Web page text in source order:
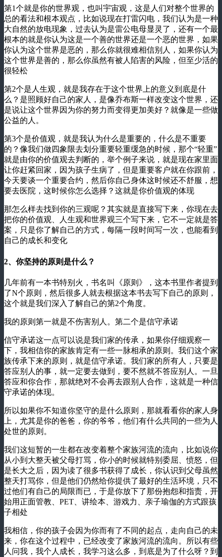
第1个就是你的世界观，也叫宇宙观，这是人们对整个世界的
总的看法和根本观点，比如说现在打雷闪电，我们认为是一种
大自然的放电现象，过去认为是雷公电母显灵了，还有一个最
根本的就是你认为这是一个善的世界还是一个恶的世界，如果
你认为这个世界是恶的，那么你就很难相信别人，如果你认为
这个世界是善的，那么你虽然有被人陷害的风险，但至少活的
很轻松
第2个是人生观，就是我存在于这个世界上的意义到底是什
么？是照顾好自己的家人，是像乔布斯一样改变这个世界，还
是说让这个世界因为你的努力而变得更加美好？就像是一些做
公益的人。
第3个是价值观，就是我认为什么是重要的，什么是不重要
的？像我们做四象限去划分重要轻重缓急的时候，那个“轻重”
就是由你的价值观去判断的，举个例子来说，就是现在家里面
让你赶紧回家，因为孩子生病了，但是重要客户就在你跟前，
今天要谈一个重要合约，然后你自己身体这时候还不舒服，想
要去医院，这时候你怎么选择？这就是你价值观的体现
那怎么样去找到你的三观呢？其实就是直接写下来，你现在去
把你的价值观、人生观和世界观三个写下来，它不一定就是答
案，只是你了解自己的方式，每隔一段时间写一次，也能看到
自己的成长和变化
2、你坚持的原则是什么？
几年前有一本书特别火，书名叫《原则》，这本书里作者提到
了N个原则，然后很多人就去根据这本书去写下自己的原则，
这个就是我们深入了解自己的第2个角度。
我的原则第一就是不伤害别人。第二个是信守承诺
信守承诺这一点可以说是我们家的传承，如果你仔细观察一
下，我相信你的家族肯定有一些一脉相承的原则。我们这个家
族传承下来的原则，就是信守承诺。我们家的所有人，只要是
答应别人的事，就一定要去做到，要不然就不答应别人。一旦
答应和你合作，那就绝对不会再去跟别人合作，这就是一种信
守承诺的体现。
所以如果你不知道你坚守的是什么原则，那就看看你的家人身
上，尤其是你的爸爸，你的爷爷，他们有什么共同的一些为人
处世的原则。
我们这短暂的一生都在改变着整个家族河流的流向，比如说你
从小到大整天被父母打骂，你小的时候就特别委屈、愤怒，但
是长大之后，因为读了很多书获得了成长，你认识到父母虽然
整天打骂你，但是他们仍然给你提供了最好的生活环境，只不
过他们有自己的局限而已，于是你放下了那份抱怨和指责，开
始用正面管教、PET、讲绘本、游戏力、亲子瑜伽的方式跟孩
子相处
我相信，你的孩子会因为你而有了不同的起点，走向自己的未
来，你在这个过程中，已经改变了家族河流的流向。所以有些
人问我，我个人成长，我学习这么多，到底是为了什么呀？到